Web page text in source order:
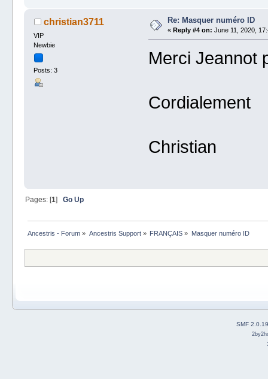
christian3711
VIP
Newbie
Posts: 3
Re: Masquer numéro ID
«Reply #4 on: June 11, 2020,
Merci Jeannot
Cordialement
Christian
Pages: [1] Go Up
Ancestris - Forum » Ancestris Support» FRANÇAIS » Masquer numéro ID
SMF 2.0.19